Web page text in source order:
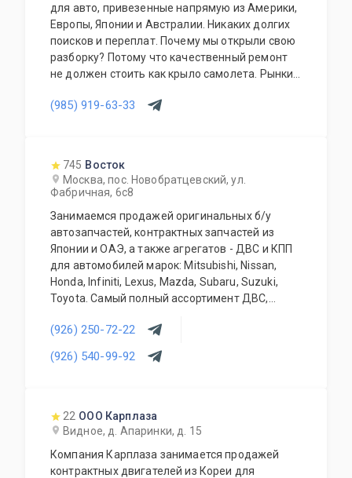
для авто, привезенные напрямую из Америки,
Европы, Японии и Австралии. Никаких долгих
поисков и переплат. Почему мы открыли свою
разборку? Потому что качественный ремонт
не должен стоить как крыло самолета. Рынки
отличных доноров с живыми узлами. Мы
(985) 919-63-33
745 Восток
Москва, пос. Новобратцевский, ул.
Фабричная, 6с8
Занимаемся продажей оригинальных б/у
автозапчастей, контрактных запчастей из
Японии и ОАЭ, а также агрегатов - ДВС и КПП
для автомобилей марок: Mitsubishi, Nissan,
Honda, Infiniti, Lexus, Mazda, Subaru, Suzuki,
Toyota. Самый полный ассортимент ДВС,
прочего. Предоставляется гарантия качества
на всю продукцию. Приемлемые цены и
система скидок для постоянных и оптовых
(926) 250-72-22
(926) 540-99-92
22 ООО Карплаза
Видное, д. Апаринки, д. 15
Компания Карплаза занимается продажей
контрактных двигателей из Кореи для